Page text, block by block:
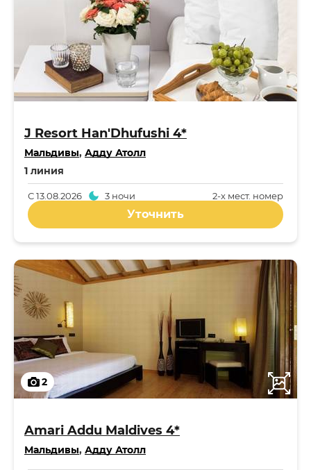
J Resort Han'Dhufushi 4*
Мальдивы, Адду Атолл
1 линия
2-x мест. номер
С13.08.2026 3 ночи
Уточнить
2
Amari Addu Maldives 4*
Мальдивы, Адду Атолл